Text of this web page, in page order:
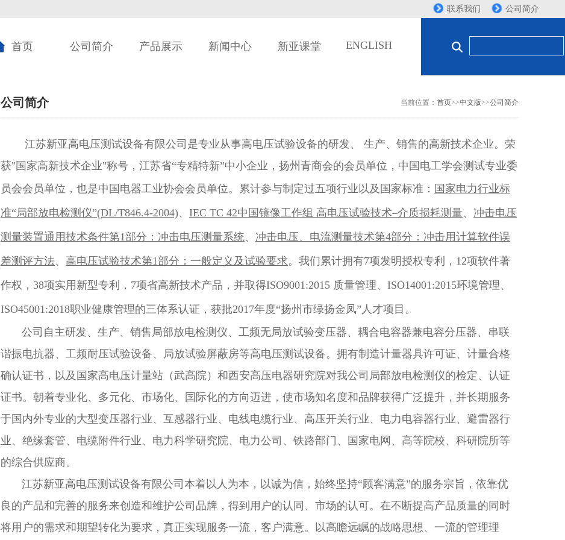
公司简介
联系我们
首页 公司简介 产品展示 新闻中心 新亚课堂 ENGLISH
公司简介 当前位置： 首页>>中文版>>公司简介
江苏新亚高电压测试设备有限公司是专业从事高电压试验设备的研发、 生产、销售的高新技术企业。荣
获"国家高新技术企业"称号，江苏省“专精特新”中小企业，扬州青商会的会员单位，中国电工学会测试专业委
员会会员单位，也是中国电器工业协会会员单位。 累计参与制定过五项行业以及国家标准： 国家电力行业标
准“局部放电检测仪”(DL/T846.4-2004)、 IEC TC 42中国镜像工作组 高电压试验技术–介质损耗测量、 冲击电压
测量装置通用技术条件第1部分：冲击电压测量系统、 冲击电压、电流测量技术第4部分：冲击用计算软件误
差测评方法、 高电压试验技术第1部分：一般定义及试验要求。我们累计拥有7项发明授权专利，12项软件著
作权，38项实用新型专利，7项省高新技术产品，并取得ISO9001:2015 质量管理、ISO14001:2015环境管理、
ISO45001:2018职业健康管理的三体系认证，获批2017年度“扬州市绿扬金凤”人才项目。
公司自主研发、生产、销售局部放电检测仪、工频无局放试验变压器、耦合电容器兼电容分压器、串联
谐振电抗器、工频耐压试验设备、局放试验屏蔽房等高电压测试设备。拥有制造计量器具许可证、计量合格
确认证书，以及国家高电压计量站（武高院）和西安高压电器研究院对我公司局部放电检测仪的检定、认证
证书。朝着专业化、多元化、市场化、国际化的方向迈进，使市场知名度和品牌获得广泛提升，并长期服务
于国内外专业的大型变压器行业、互感器行业、电线电缆行业、高压开关行业、电力电容器行业、避雷器行
业、绝缘套管、电缆附件行业、电力科学研究院、电力公司、铁路部门、国家电网、高等院校、科研院所等
的综合供应商。
江苏新亚高电压测试设备有限公司本着以人为本，以诚为信，始终坚持“顾客满意”的服务宗旨，依靠优
良的产品和完善的服务来创造和维护公司品牌，得到用户的认同、市场的认可。在不断提高产品质量的同时
将用户的需求和期望转化为要求，真正实现服务一流，客户满意。以高瞻远瞩的战略思想、一流的管理理